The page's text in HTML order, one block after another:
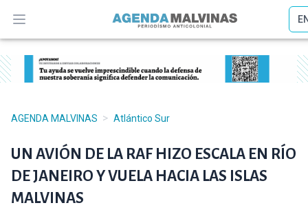
Abrir menú
AGENDA MALVINAS > Atlántico Sur
UN AVIÓN DE LA RAF HIZO ESCALA EN RÍO
DE JANEIRO Y VUELA HACIA LAS ISLAS
MALVINAS